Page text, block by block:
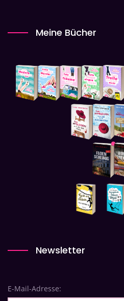
Meine Bücher
Newsletter
E-Mail-Adresse: